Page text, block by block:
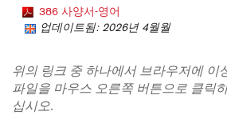
386 사양서-영어
업데이트됨: 2026년 4월월
위의 링크 중 하나에서 브라우저에 이
파일을 마우스 오른쪽 버튼으로 클릭
십시오.